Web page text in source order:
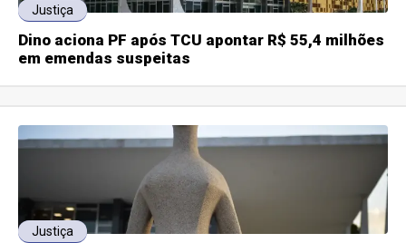
Justiça
Dino aciona PF após TCU apontar R$ 55,4 milhões
em emendas suspeitas
Justiça